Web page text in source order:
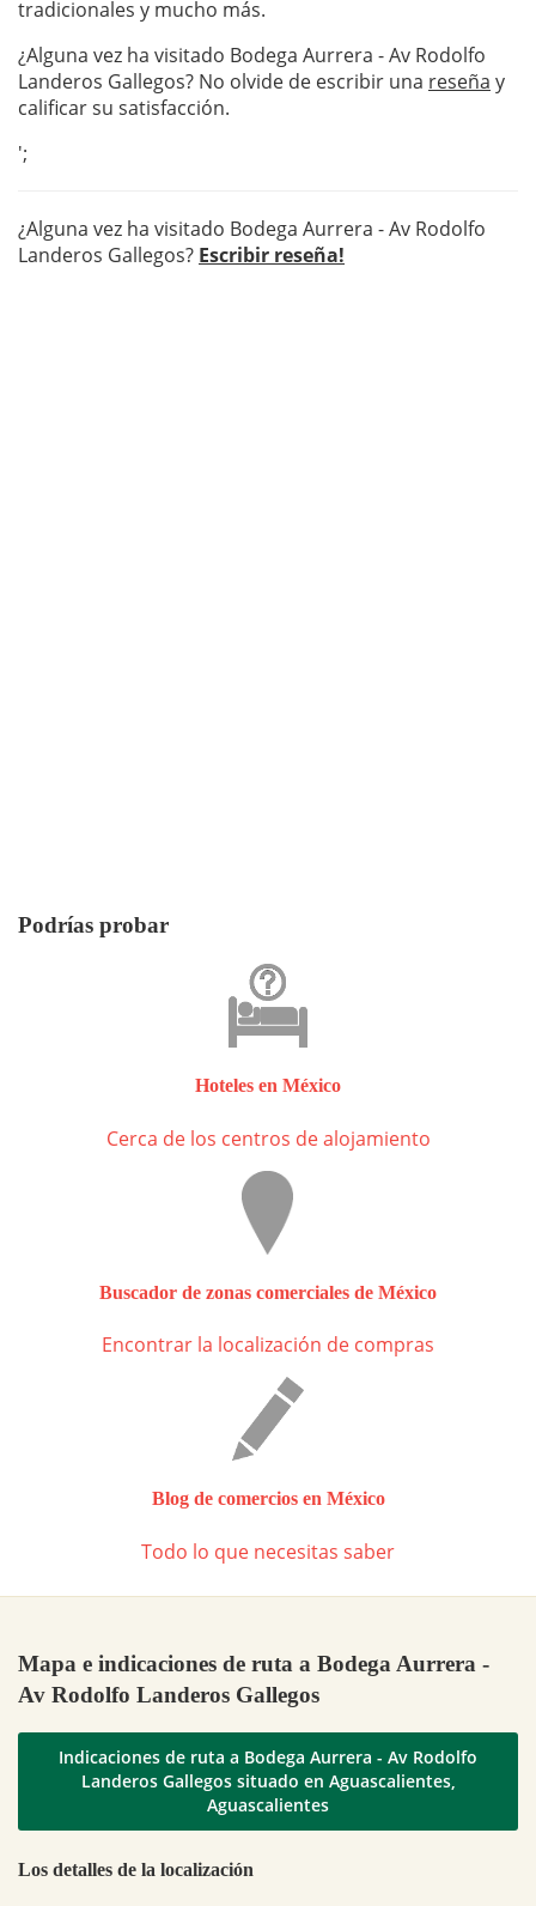
tradicionales y mucho más.
¿Alguna vez ha visitado Bodega Aurrera - Av Rodolfo
Landeros Gallegos? No olvide de escribir una reseña y
calificar su satisfacción.
';
¿Alguna vez ha visitado Bodega Aurrera - Av Rodolfo
Landeros Gallegos? Escribir reseña!
Podrías probar
Hoteles en México
Cerca de los centros de alojamiento
Buscador de zonas comerciales de México
Encontrar la localización de compras
Blog de comercios en México
Todo lo que necesitas saber
Mapa e indicaciones de ruta a Bodega Aurrera -
Av Rodolfo Landeros Gallegos
Indicaciones de ruta a Bodega Aurrera - Av Rodolfo
Landeros Gallegos situado en Aguascalientes,
Aguascalientes
Los detalles de la localización